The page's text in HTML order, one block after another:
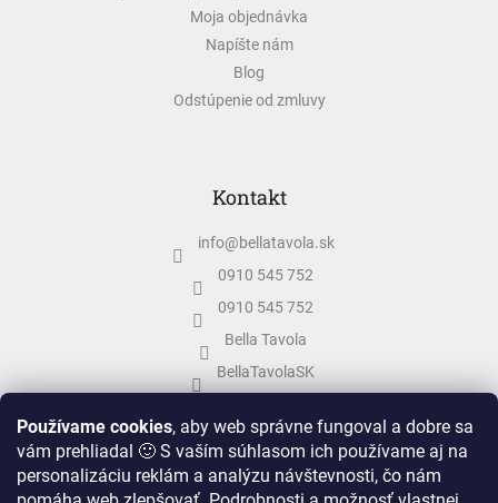
Používame cookies, aby web správne fungoval a dobre sa
vám prehliadal 🙂 S vaším súhlasom ich používame aj na
personalizáciu reklám a analýzu návštevnosti, čo nám
Moja objednávka
Napíšte nám
Blog
Odstúpenie od zmluvy
Kontakt
info@bellatavola.sk
0910 545 752
0910 545 752
Bella Tavola
BellaTavolaSK